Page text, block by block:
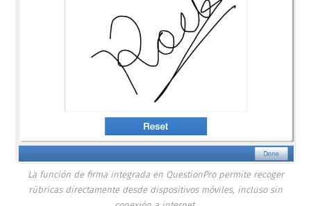
La función de firma integrada en QuestionPro permite recoger
rúbricas directamente desde dispositivos móviles, incluso sin